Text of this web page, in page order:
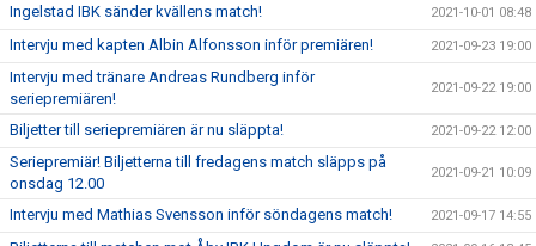
Ingelstad IBK sänder kvällens match! 2021-10-01 08:48
Intervju med kapten Albin Alfonsson inför premiären! 2021-09-23 19:00
Intervju med tränare Andreas Rundberg inför
seriepremiären!
2021-09-22 19:00
Biljetter till seriepremiären är nu släppta! 2021-09-22 12:00
Seriepremiär! Biljetterna till fredagens match släpps på
onsdag 12.00
2021-09-21 10:09
Intervju med Mathias Svensson inför söndagens match! 2021-09-17 14:55